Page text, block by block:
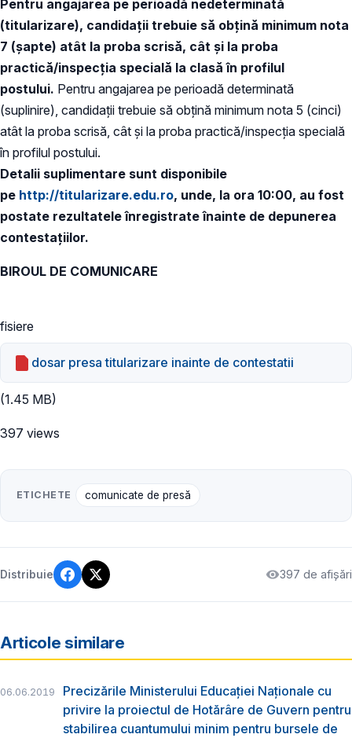
Pentru angajarea pe perioadă nedeterminată
(titularizare), candidaţii trebuie să obţină minimum nota
7 (şapte) atât la proba scrisă, cât şi la proba
practică/inspecţia specială la clasă în profilul
postului. Pentru angajarea pe perioadă determinată
(suplinire), candidaţii trebuie să obţină minimum nota 5 (cinci)
atât la proba scrisă, cât şi la proba practică/inspecţia specială
în profilul postului.
Detalii suplimentare sunt disponibile
pe http://titularizare.edu.ro, unde, la ora 10:00, au fost
postate rezultatele înregistrate înainte de depunerea
contestaţiilor.
BIROUL DE COMUNICARE
fisiere
dosar presa titularizare inainte de contestatii
(1.45 MB)
397 views
ETICHETE comunicate de presă
Distribuie 397 de afișări
Articole similare
06.06.2019
Precizările Ministerului Educației Naționale cu
privire la proiectul de Hotărâre de Guvern pentru
stabilirea cuantumului minim pentru bursele de